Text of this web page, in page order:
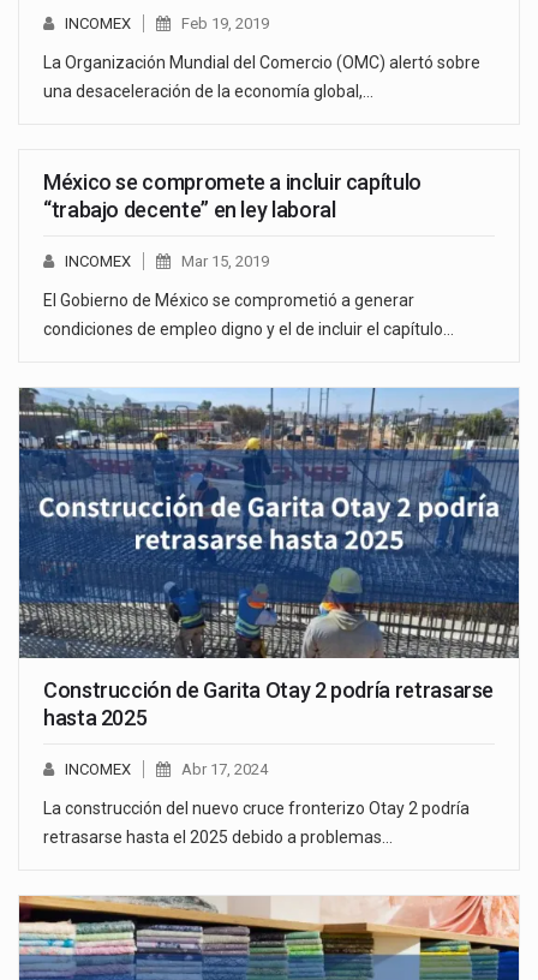
INCOMEX Feb 19, 2019
La Organización Mundial del Comercio (OMC) alertó sobre
una desaceleración de la economía global,…
México se compromete a incluir capítulo
“trabajo decente” en ley laboral
INCOMEX Mar 15, 2019
El Gobierno de México se comprometió a generar
condiciones de empleo digno y el de incluir el capítulo…
Construcción de Garita Otay 2 podría retrasarse
hasta 2025
INCOMEX Abr 17, 2024
La construcción del nuevo cruce fronterizo Otay 2 podría
retrasarse hasta el 2025 debido a problemas…